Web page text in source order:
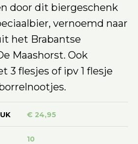
door dit biergeschenk
vernoemd naar
het Brabantse
Maashorst. Ook
3 flesjes of ipv 1 flesje
€ 24,95
10